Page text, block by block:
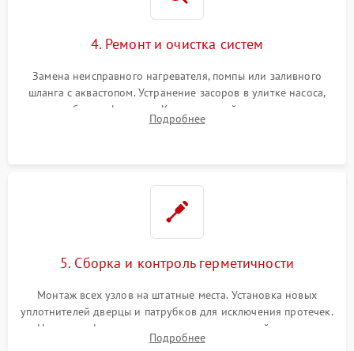
4. Ремонт и очистка систем
Замена неисправного нагревателя, помпы или заливного
шланга с аквастопом. Устранение засоров в улитке насоса,
патрубках и фильтрах. Компонентный ремонт платы
управления, восстановление поврежденной проводки.
Подробнее
5. Сборка и контроль герметичности
Монтаж всех узлов на штатные места. Установка новых
уплотнителей дверцы и патрубков для исключения протечек.
Надежная фиксация хомутов гидравлической системы,
сборка корпуса и установка датчика поплавка.
Подробнее